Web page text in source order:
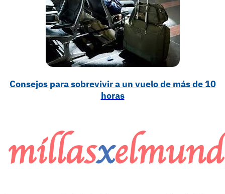
Consejos para sobrevivir a un vuelo de más de 10
horas